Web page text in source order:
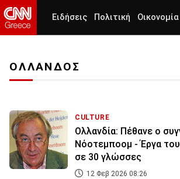
Ειδήσεις Πολιτική Οικονομία
ΟΛΛΑΝΔΟΣ
CULTURE
Ολλανδία: Πέθανε ο
Νόοτεμποομ - Έργα
σε 30 γλώσσες
12 Φεβ 2026 08:26